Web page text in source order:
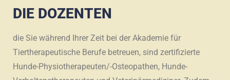
DIE DOZENTEN
die Sie während Ihrer Zeit bei der Akademie für
Tiertherapeutische Berufe betreuen, sind zertifizierte
Hunde-Physiotherapeuten/-Osteopathen, Hunde-